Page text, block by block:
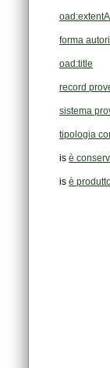
forma
oad:title
record
sistema
tipologia
is è
is è